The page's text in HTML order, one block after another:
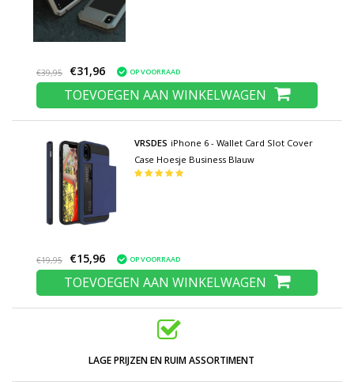
€39,95 €31,96 OP VOORRAAD
TOEVOEGEN AAN WINKELWAGEN
VRSDES iPhone 6 - Wallet Card Slot Cover
Case Hoesje Business Blauw
€19,95 €15,96 OP VOORRAAD
TOEVOEGEN AAN WINKELWAGEN
LAGE PRIJZEN EN RUIM ASSORTIMENT